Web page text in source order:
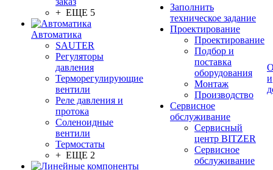
+ ЕЩЕ 5
Автоматика
SAUTER
Регуляторы
давления
Терморегулирующие
вентили
Реле давления и
протока
Соленоидные
вентили
Термостаты
+ ЕЩЕ 2
Заполнить
техническое задание
Проектирование
Проектирование
Подбор и
поставка
оборудования
Монтаж
Производство
Сервисное
обслуживание
Сервисный
центр BITZER
Сервисное
обслуживание
и